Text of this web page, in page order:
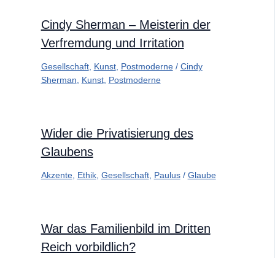
Cindy Sherman – Meisterin der
Verfremdung und Irritation
Gesellschaft, Kunst, Postmoderne/ Cindy
Sherman
Kunst, Postmoderne
Wider die Privatisierung des
Glaubens
Akzente, Ethik, Gesellschaft, Paulus/ Glaube
War das Familienbild im Dritten
Reich vorbildlich?